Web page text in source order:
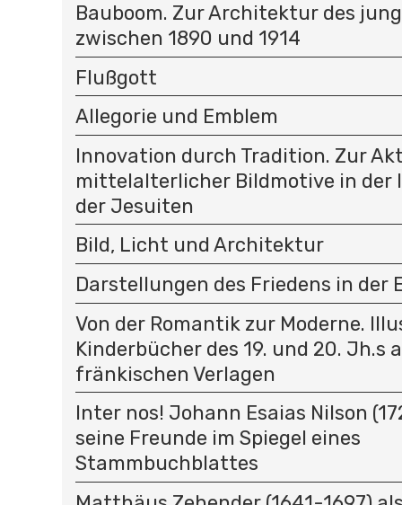
Bauboom. Zur Architektur des
zwischen 1890 und 1914
Flußgott
Allegorie und Emblem
Innovation durch Tradition. Zur
mittelalterlicher Bildmotive in der
der Jesuiten
Bild, Licht und Architektur
Darstellungen des Friedens in der
Von der Romantik zur Moderne.
Kinderbücher des 19. und 20. Jh.s
fränkischen Verlagen
Inter nos! Johann Esaias Nilson
seine Freunde im Spiegel eines
Stammbuchblattes